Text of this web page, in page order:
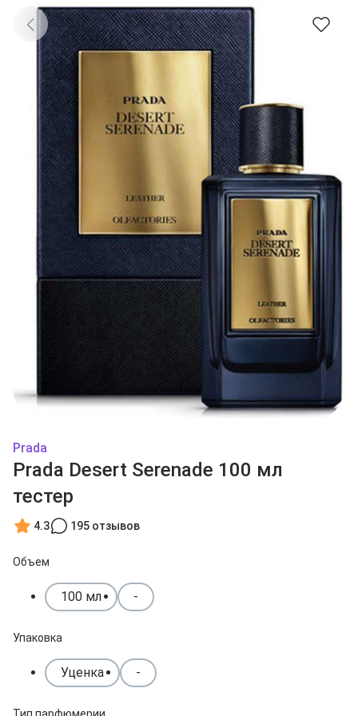
Prada
Prada Desert Serenade 100 мл
тестер
4.3 195 отзывов
Объем
100 мл -
Упаковка
Уценка -